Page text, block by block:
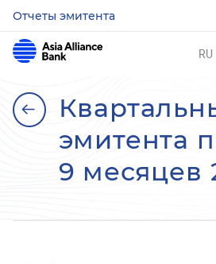
Отчеты эмитента
RU
эмитента
9 месяцев